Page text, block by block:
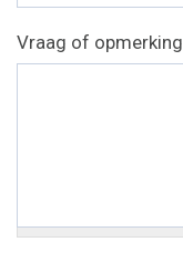
Vraag of opmerking